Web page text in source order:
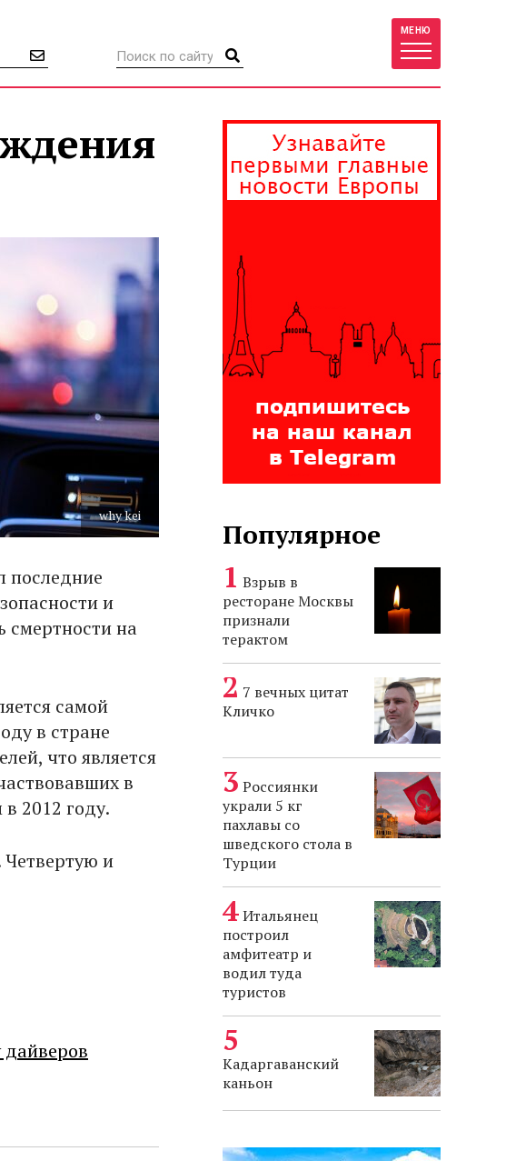
МЕНЮ
why kei
последние
и
смертности на
самой
в стране
что является
в
2012 году.
Четвертую и
дайверов
Популярное
Взрыв в
ресторане Москвы
признали
терактом
7 вечных цитат
Кличко
Россиянки
украли 5 кг
пахлавы со
шведского стола в
Турции
Итальянец
построил
амфитеатр и
водил туда
туристов
Кадаргаванский
каньон